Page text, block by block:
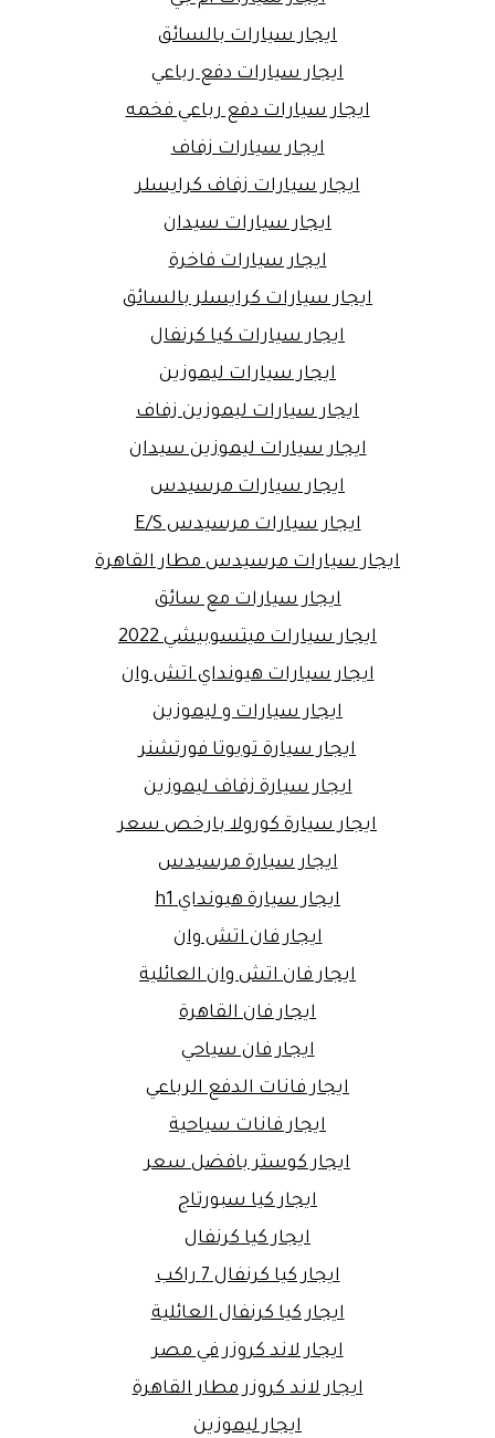
ايجار سيارات بالسائق
ايجار سيارات دفع رباعي
ايجار سيارات دفع رباعي فخمه
ايجار سيارات زفاف
ايجار سيارات زفاف كرايسلر
ايجار سيارات سيدان
ايجار سيارات فاخرة
ايجار سيارات كرايسلر بالسائق
ايجار سيارات كيا كرنفال
ايجار سيارات ليموزين
ايجار سيارات ليموزين زفاف
ايجار سيارات ليموزين سيدان
ايجار سيارات مرسيدس
ايجار سيارات مرسيدس E/S
ايجار سيارات مرسيدس مطار القاهرة
ايجار سيارات مع سائق
ايجار سيارات ميتسوبيشي 2022
ايجار سيارات هيونداي اتش وان
ايجار سيارات و ليموزين
ايجار سيارة تويوتا فورتشنر
ايجار سيارة زفاف ليموزين
ايجار سيارة كورولا بارخص سعر
ايجار سيارة مرسيدس
ايجار سيارة هيونداي h1
ايجار فان اتش وان
ايجار فان اتش وان العائلية
ايجار فان القاهرة
ايجار فان سياحي
ايجار فانات الدفع الرباعي
ايجار فانات سياحية
ايجار كوستر بافضل سعر
ايجار كيا سبورتاج
ايجار كيا كرنفال
ايجار كيا كرنفال 7 راكب
ايجار كيا كرنفال العائلية
ايجار لاند كروزر في مصر
ايجار لاند كروزر مطار القاهرة
ايجار ليموزين